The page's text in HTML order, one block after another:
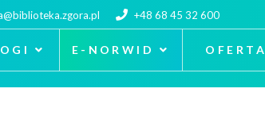
+48 68 45 32 600
E-NORWID OFERTA